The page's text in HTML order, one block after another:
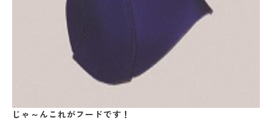
じゃ～んこれがフードです！